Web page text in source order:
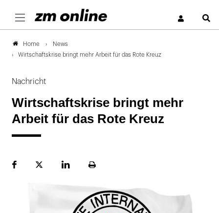
Home
News
Wirtschaftskrise bringt mehr Arbeit für das Rote Kreuz
Nachricht
Wirtschaftskrise bringt mehr
Arbeit für das Rote Kreuz
FacebookPlattformLinekdInSeite